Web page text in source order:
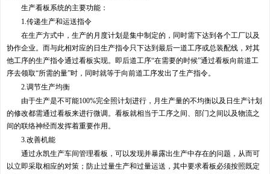
生产看板系统的主要功能：
1.传递生产和运送指令
在生产方式中，生产的月度计划是集中制定的，同时需下达到各个工厂以及
协作企业。而与此相对应的日生产指令只下达到最后一道工序或总装配线，对其
他工序的生产指令通过看板实现。即后道工序“在需要的时候”通过看板向前道工
序去领取“所需的量”时，同时就等于向前道工序发出了生产指令。
2.调节生产均衡
由于生产是不可能100%完全照计划进行，月生产量的不均衡以及日生产计划
的修改都需通过看板来进行微调。看板就相当于工序之间、部门之间以及物流之
间的联络神经而发挥着重要作用。
3.改善机能
通过永凯生产车间管理看板，可以发现并暴露出生产中存在的问题，从而可
以立即采取相应的对策；防止过量生产和过量运送，其中要求看板必须按照既定